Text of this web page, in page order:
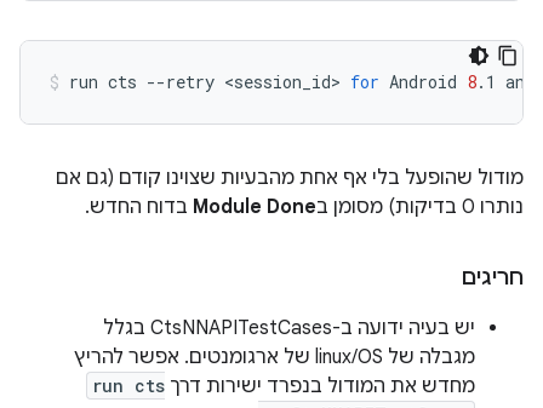
run cts --retry <session_id> for Android 8.1 and
מודול שהופעל בלי אף אחת מהבעיות שצוינו קודם (גם אם
נותרו 0 בדיקות) מסומן ב
Module Done בדוח החדש.
חריגים
יש בעיה ידועה ב-CtsNNAPITestCases בגלל
מגבלה של linux/OS של ארגומנטים. אפשר להריץ
מחדש את המודול בנפרד ישירות דרך run cts